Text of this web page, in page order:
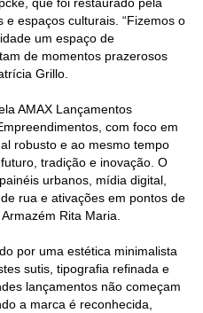
espaços culturais. “Fizemos o
um espaço de
de momentos prazerosos
Grillo.
AMAX Lançamentos
com foco em
robusto e ao mesmo tempo
tradição e inovação. O
urbanos, mídia digital,
rua e ativações em pontos de
Rita Maria.
por uma estética minimalista
sutis, tipografia refinada e
lançamentos não começam
a marca é reconhecida,